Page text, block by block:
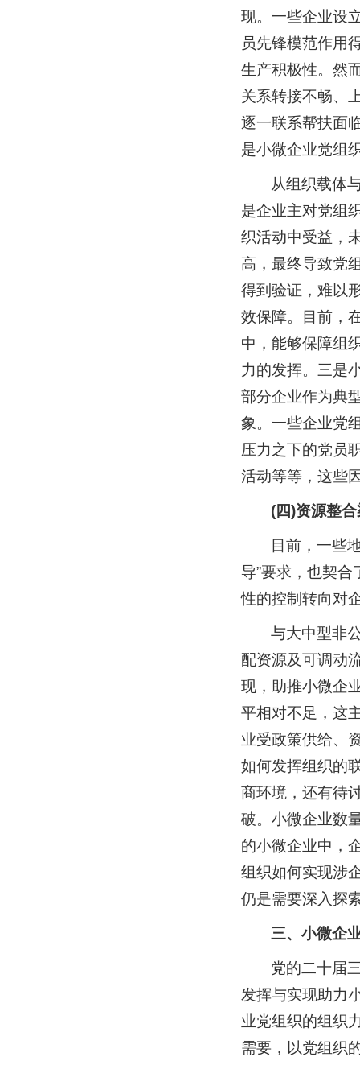
现。一些企业设
员先锋模范作用
生产积极性。然
关系转接不畅、
逐一联系帮扶面
是小微企业党组
从组织载体
是企业主对党组
织活动中受益，
高，最终导致党
得到验证，难以
效保障。目前，
中，能够保障组
力的发挥。三是
部分企业作为典
象。一些企业党
压力之下的党员
活动等等，这些
(四)资源整
目前，一些
导”要求，也契
性的控制转向对
与大中型非
配资源及可调动
现，助推小微企
平相对不足，这
业受政策供给、
如何发挥组织的
商环境，还有待
破。小微企业数
的小微企业中，
组织如何实现涉
仍是需要深入探
三、小微企
党的二十届
发挥与实现助力
业党组织的组织
需要，以党组织